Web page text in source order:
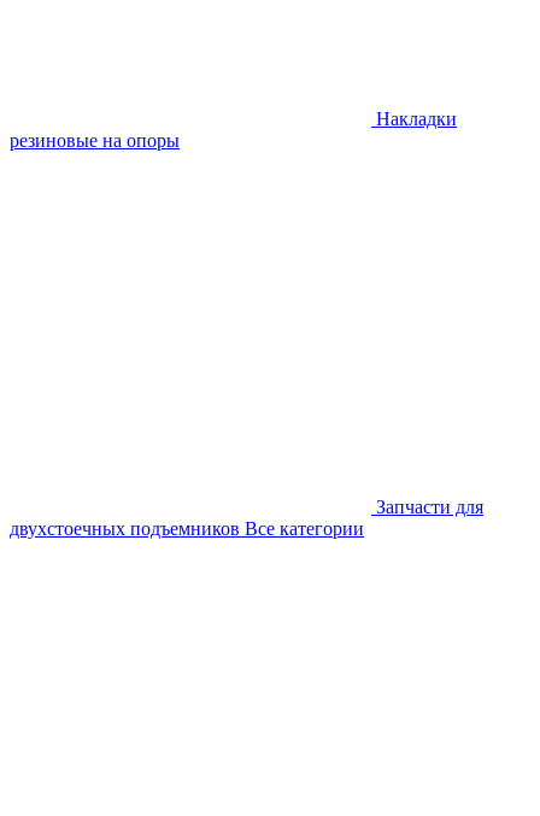
Накладки
резиновые на опоры
Запчасти для
двухстоечных подъемников Все категории